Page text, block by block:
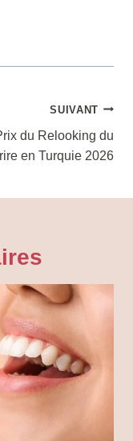
SUIVANT
du Relooking du
en Turquie 2026